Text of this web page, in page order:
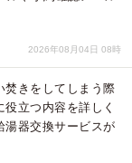
2026年08月04日 08時
焚きをしてしまう際
立つ内容を詳しく
湯器交換サービスが